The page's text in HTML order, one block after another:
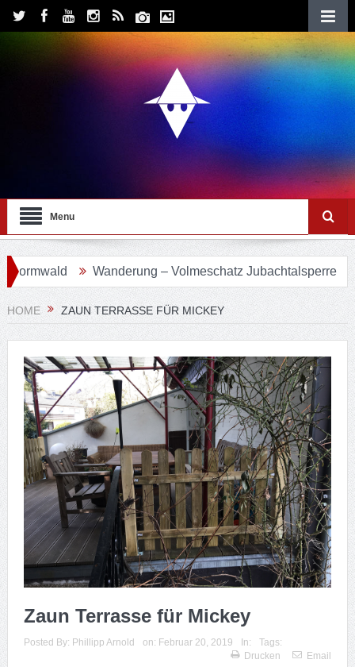
Menu
Wanderung – Volmeschatz Jubachtalsperre
HOME ZAUN TERRASSE FÜR MICKEY
Zaun Terrasse für Mickey
Posted By: Phillipp Arnold on: Februar 20, 2019 In:
Tags:
Drucken
Email